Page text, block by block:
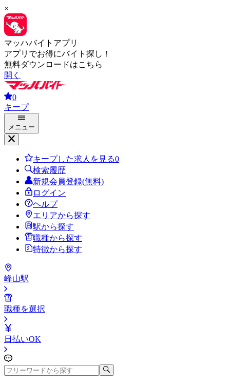
×
マッハバイトアプリ
アプリでお得にバイト探し！
無料ダウンロードはこちら
開く
0
キープ
メニュー
キープした求人を見る0
検索履歴
新規会員登録(無料)
ログイン
ヘルプ
エリアから探す
駅から探す
職種から探す
特徴から探す
峰山駅
職種を選択
日払いOK